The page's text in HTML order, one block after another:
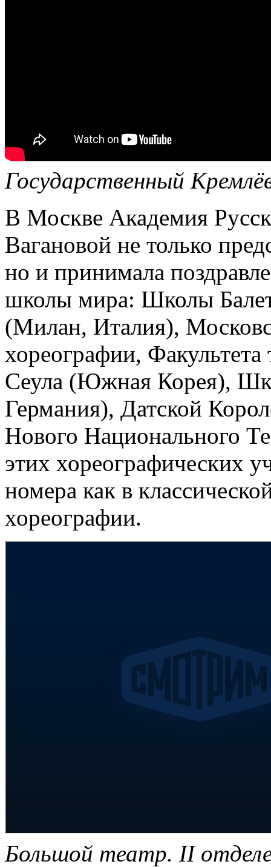
Государственный
В Москве Академия
Вагановой не только
но и принимала
школы мира: Школы
(Милан, Италия),
хореографии, Факультета
Сеула (Южная Корея),
Германия), Датской
Нового Национального
этих хореографических
номера как в
хореографии.
Большой театр. II